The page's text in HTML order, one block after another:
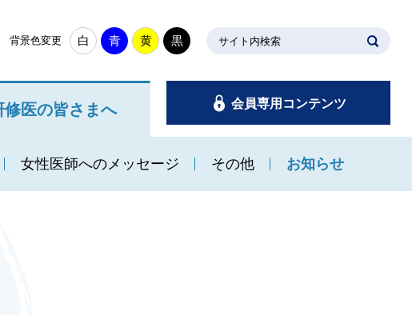
背景色変更 白 青 黄 黒 サイト内検索
修医の皆さまへ 会員専用コンテンツ
女性医師へのメッセージ その他 お知らせ